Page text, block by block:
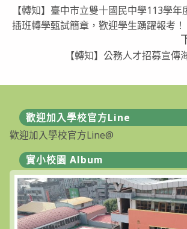
more
【轉知】臺中市立雙十國民中學113學
插班轉學甄試簡章，歡迎學生踴躍報考！
【轉知】公務人才招募宣傳
歡迎加入學校官方Line
歡迎加入學校官方Line@
實小校園 Album